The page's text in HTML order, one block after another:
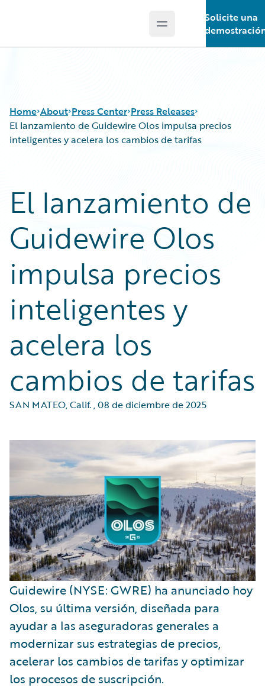
Open main menu
Solicite una
Home About Press Center Press Releases
El lanzamiento de Guidewire Olos impulsa precios
inteligentes y acelera los cambios de tarifas
El lanzamiento de
Guidewire Olos
impulsa precios
inteligentes y
acelera los
cambios de tarifas
SAN MATEO, Calif.,08 de diciembre de 2025
Guidewire (NYSE: GWRE) ha anunciado hoy
Olos, su última versión, diseñada para
ayudar a las aseguradoras generales a
modernizar sus estrategias de precios,
acelerar los cambios de tarifas y optimizar
los procesos de suscripción.